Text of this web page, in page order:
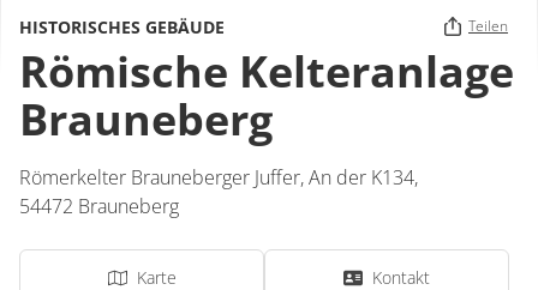
HISTORISCHES GEBÄUDE Teilen
Römische Kelteranlage
Brauneberg
Römerkelter Brauneberger Juffer,An der K134,
54472 Brauneberg
Karte Kontakt